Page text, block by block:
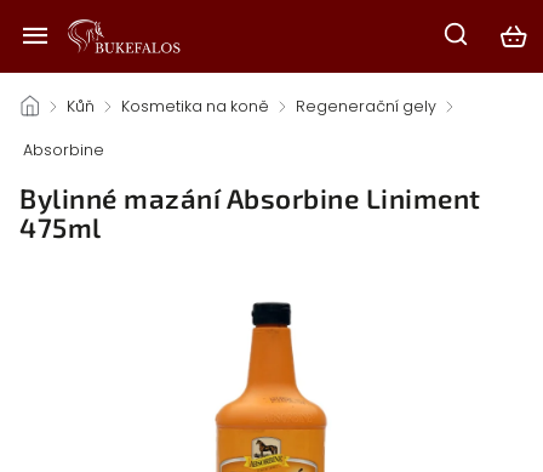
/ Kůň / Kosmetika na koně / Regenerační gely /
Absorbine
Bylinné mazání Absorbine Liniment
475ml